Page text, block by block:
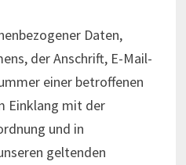
Daten,
der Anschrift, E-Mail-
einer betroffenen
Einklang mit der
und in
geltenden